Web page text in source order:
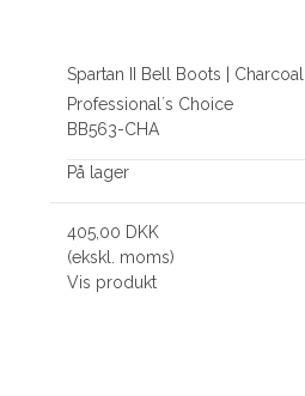
Spartan II Bell Boots | Charcoal
Professional´s Choice
BB563-CHA
På lager
405,00 DKK
(ekskl. moms)
Vis produkt